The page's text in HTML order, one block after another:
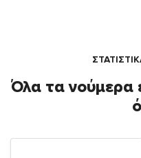
Όλα τα νούμερα